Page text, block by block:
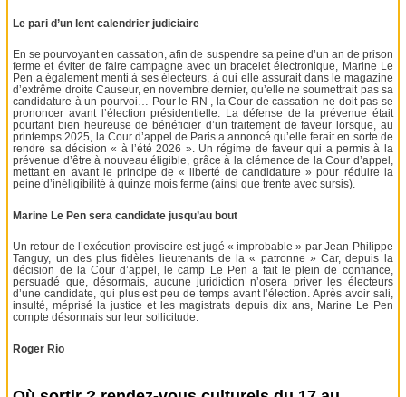
Le pari d’un lent calendrier judiciaire
En se pourvoyant en cassation, afin de suspendre sa peine d’un an de prison
ferme et éviter de faire campagne avec un bracelet électronique, Marine Le
Pen a également menti à ses électeurs, à qui elle assurait dans le magazine
d’extrême droite Causeur, en novembre dernier, qu’elle ne soumettrait pas sa
candidature à un pourvoi… Pour le RN , la Cour de cassation ne doit pas se
prononcer avant l’élection présidentielle. La défense de la prévenue était
pourtant bien heureuse de bénéficier d’un traitement de faveur lorsque, au
printemps 2025, la Cour d’appel de Paris a annoncé qu’elle ferait en sorte de
rendre sa décision « à l’été 2026 ». Un régime de faveur qui a permis à la
prévenue d’être à nouveau éligible, grâce à la clémence de la Cour d’appel,
mettant en avant le principe de « liberté de candidature » pour réduire la
peine d’inéligibilité à quinze mois ferme (ainsi que trente avec sursis).
Marine Le Pen sera candidate jusqu’au bout
Un retour de l’exécution provisoire est jugé « improbable » par Jean-Philippe
Tanguy, un des plus fidèles lieutenants de la « patronne » Car, depuis la
décision de la Cour d’appel, le camp Le Pen a fait le plein de confiance,
persuadé que, désormais, aucune juridiction n’osera priver les électeurs
d’une candidate, qui plus est peu de temps avant l’élection. Après avoir sali,
insulté, méprisé la justice et les magistrats depuis dix ans, Marine Le Pen
compte désormais sur leur sollicitude.
Roger Rio